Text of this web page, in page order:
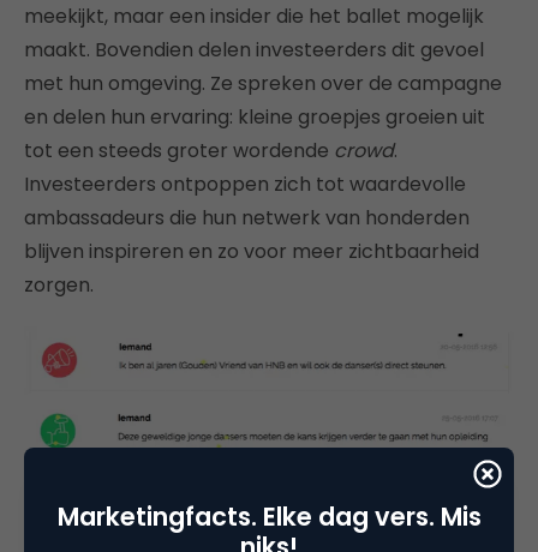
meekijkt, maar een insider die het ballet mogelijk
maakt. Bovendien delen investeerders dit gevoel
met hun omgeving. Ze spreken over de campagne
en delen hun ervaring: kleine groepjes groeien uit
tot een steeds groter wordende crowd.
Investeerders ontpoppen zich tot waardevolle
ambassadeurs die hun netwerk van honderden
blijven inspireren en zo voor meer zichtbaarheid
zorgen.
Marketingfacts. Elke dag vers. Mis